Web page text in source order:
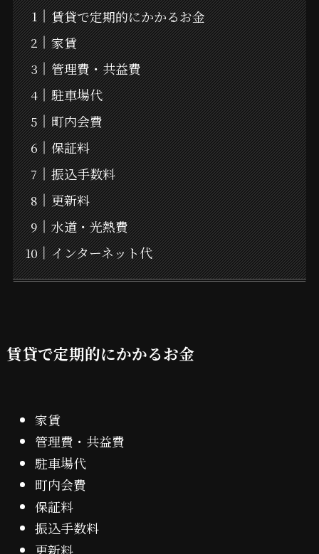
賃貸で定期的にかかるお金
家賃
管理費・共益費
駐車場代
町内会費
保証料
振込手数料
更新料
水道・光熱費
インターネット代
賃貸で定期的にかかるお金
家賃
管理費・共益費
駐車場代
町内会費
保証料
振込手数料
更新料